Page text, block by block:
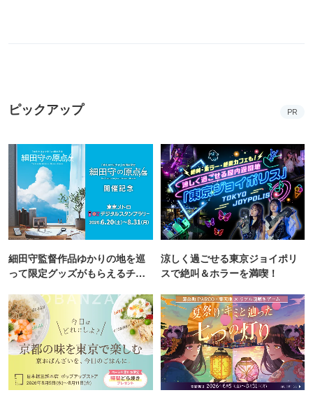
ピックアップ PR
細田守監督作品ゆかりの地を巡
って限定グッズがもらえるチャ
涼しく過ごせる東京ジョイポリ
スで絶叫＆ホラーを満喫！